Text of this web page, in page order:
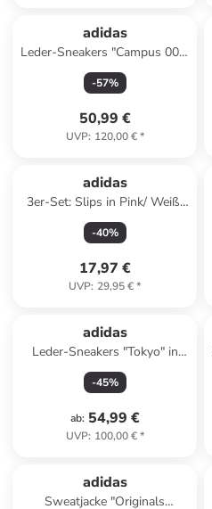
adidas
Leder-Sneakers "Campus 00s"
in Schwarz
-57%
50,99 €
UVP: 120,00 €*
adidas
3er-Set: Slips in Pink/ Weiß/
Dunkelblau
-40%
17,97 €
UVP: 29,95 €*
adidas
Leder-Sneakers "Tokyo" in
Creme
-45%
ab: 54,99 €
UVP: 100,00 €*
adidas
Sweatjacke "Originals